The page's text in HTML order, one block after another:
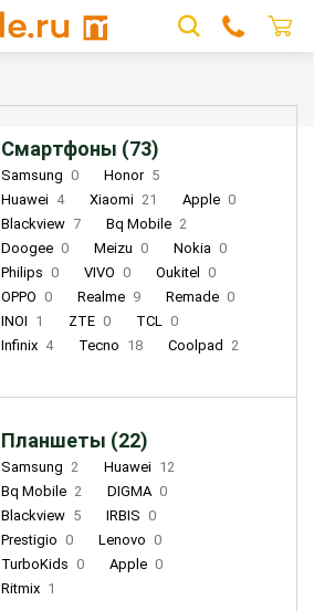
Смартфоны (73)
Samsung 0 Honor 5
Huawei 4 Xiaomi 21 Apple 0
Blackview 7 Bq Mobile 2
Doogee 0 Meizu 0 Nokia 0
Philips 0 VIVO 0 Oukitel
0
OPPO 0 Realme 9 Remade 0
INOI 1 ZTE 0 TCL 0
Infinix 4 Tecno 18 Coolpad 2
Планшеты (22)
Samsung 2 Huawei 12
Bq Mobile 2 DIGMA 0
Blackview 5 IRBIS 0
Prestigio 0 Lenovo 0
TurboKids 0 Apple 0
Ritmix 1